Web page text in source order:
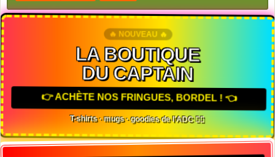
🔥 NOUVEAU 🔥
LA BOUTIQUE
DU CAPTAIN
👉 ACHÈTE NOS FRINGUES, BORDEL ! 👈
T-shirts · mugs · goodies de l'ADC 🏴‍☠️